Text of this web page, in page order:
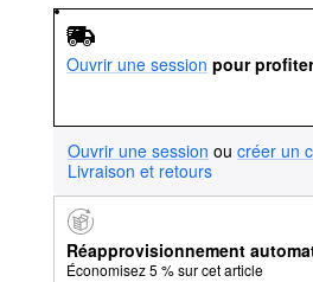
Ouvrir une session pour
Ouvrir une session ou créer un
Livraison et retours
Réapprovisionnement
Économisez 5 % sur cet article